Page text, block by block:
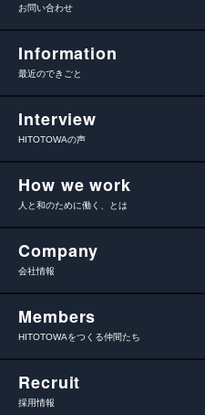
お問い合わせ
Information
最近のできごと
Interview
HITOTOWAの声
How we work
人と和のために働く、とは
Company
会社情報
Members
HITOTOWAをつくる仲間たち
Recruit
採用情報